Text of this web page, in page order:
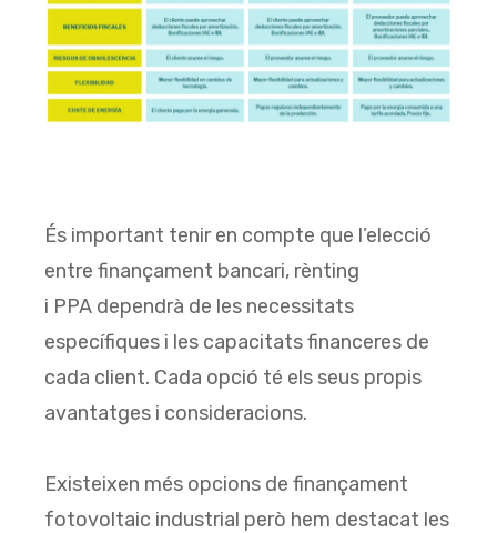
És important tenir en compte que l’elecció
entre finançament bancari, rènting
i PPA dependrà de les necessitats
específiques i les capacitats financeres de
cada client. Cada opció té els seus propis
avantatges i consideracions.
Existeixen més opcions de finançament
fotovoltaic industrial però hem destacat les